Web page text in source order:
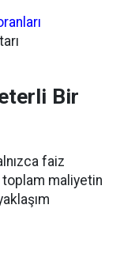
Bir
faiz
toplam maliyetin